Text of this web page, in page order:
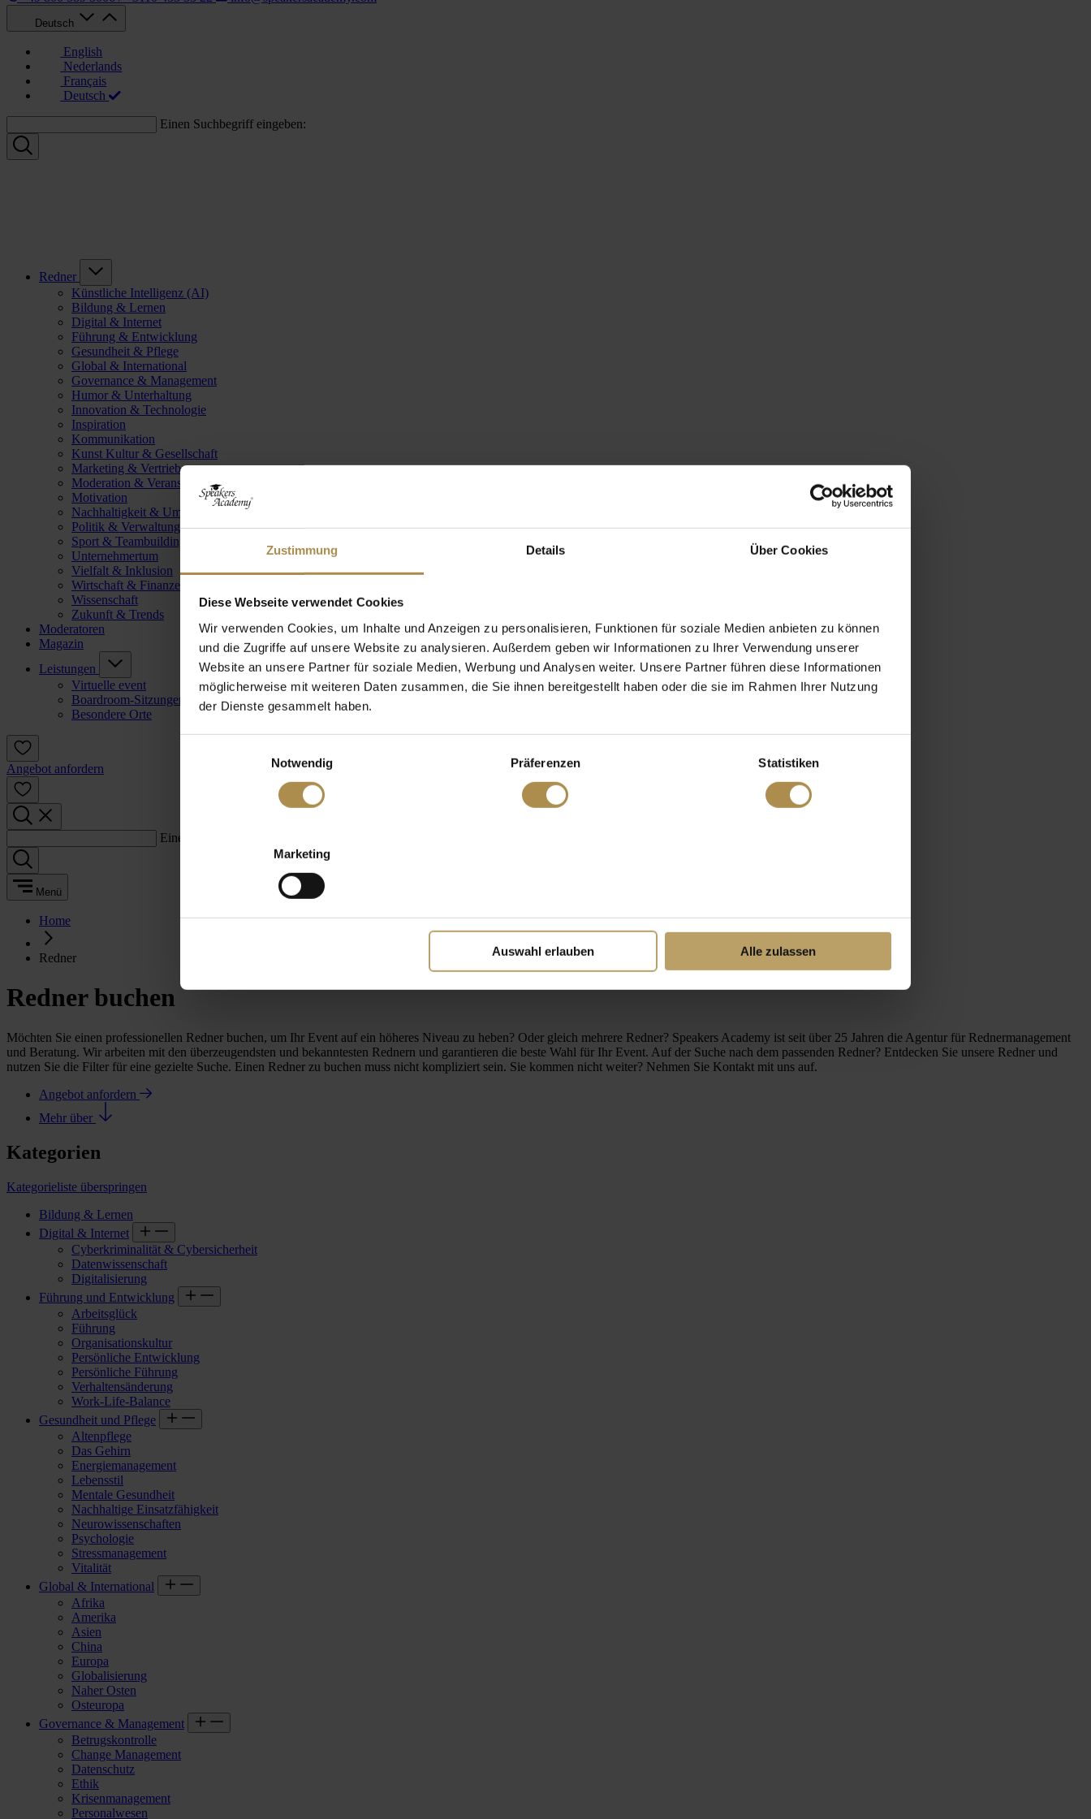
Zustimmung Details Über Cookies
Diese Webseite verwendet Cookies
Wir verwenden Cookies, um Inhalte und Anzeigen zu personalisieren, Funktionen für soziale Medien anbieten zu können
und die Zugriffe auf unsere Website zu analysieren. Außerdem geben wir Informationen zu Ihrer Verwendung unserer
Website an unsere Partner für soziale Medien, Werbung und Analysen weiter. Unsere Partner führen diese Informationen
möglicherweise mit weiteren Daten zusammen, die Sie ihnen bereitgestellt haben oder die sie im Rahmen Ihrer Nutzung
der Dienste gesammelt haben.
Notwendig
Präferenzen Statistiken
Marketing
Auswahl erlauben Alle zulassen
Deutsch
English
Nederlands
Français
Deutsch
Einen Suchbegriff eingeben:
Redner
Künstliche Intelligenz (AI)
Bildung & Lernen
Digital & Internet
Führung & Entwicklung
Gesundheit & Pflege
Global & International
Governance & Management
Humor & Unterhaltung
Innovation & Technologie
Inspiration
Kommunikation
Kunst Kultur & Gesellschaft
Marketing & Vertrieb
Moderation & Veranstaltungsleitung
Motivation
Nachhaltigkeit & Umwelt
Politik & Verwaltung
Sport & Teambuilding
Unternehmertum
Vielfalt & Inklusion
Wirtschaft & Finanzen
Wissenschaft
Zukunft & Trends
Moderatoren
Magazin
Leistungen
Virtuelle event
Boardroom-Sitzungen
Besondere Orte
Angebot anfordern
Einen Suchbegriff eingeben:
Menü
Home
Redner
Redner buchen
Möchten Sie einen professionellen Redner buchen, um Ihr Event auf ein höheres Niveau zu heben? Oder gleich mehrere Redner? Speakers Academy ist seit über 25 Jahren die Agentur für Rednermanagement
und Beratung. Wir arbeiten mit den überzeugendsten und bekanntesten Rednern und garantieren die beste Wahl für Ihr Event. Auf der Suche nach dem passenden Redner? Entdecken Sie unsere Redner und
nutzen Sie die Filter für eine gezielte Suche. Einen Redner zu buchen muss nicht kompliziert sein. Sie kommen nicht weiter? Nehmen Sie Kontakt mit uns auf.
Angebot anfordern
Mehr über
Kategorien
Kategorieliste überspringen
Bildung & Lernen
Digital & Internet
Cyberkriminalität & Cybersicherheit
Datenwissenschaft
Digitalisierung
Führung und Entwicklung
Arbeitsglück
Führung
Organisationskultur
Persönliche Entwicklung
Persönliche Führung
Verhaltensänderung
Work-Life-Balance
Gesundheit und Pflege
Altenpflege
Das Gehirn
Energiemanagement
Lebensstil
Mentale Gesundheit
Nachhaltige Einsatzfähigkeit
Neurowissenschaften
Psychologie
Stressmanagement
Vitalität
Global & International
Afrika
Amerika
Asien
China
Europa
Globalisierung
Naher Osten
Osteuropa
Governance & Management
Betrugskontrolle
Change Management
Datenschutz
Ethik
Krisenmanagement
Personalwesen